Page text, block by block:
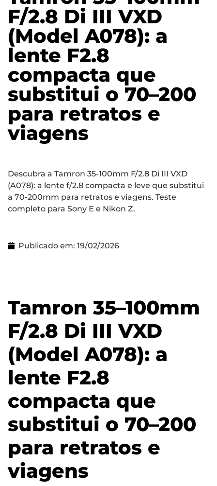
F/2.8 Di III VXD
(Model A078): a
lente F2.8
compacta que
substitui o 70–200
para retratos e
viagens
Descubra a Tamron 35-100mm F/2.8 Di III VXD
(A078): a lente f/2.8 compacta e leve que substitui
a 70-200mm para retratos e viagens. Teste
completo para Sony E e Nikon Z.
Publicado em: 19/02/2026
Tamron 35–100mm
F/2.8 Di III VXD
(Model A078): a
lente F2.8
compacta que
substitui o 70–200
para retratos e
viagens